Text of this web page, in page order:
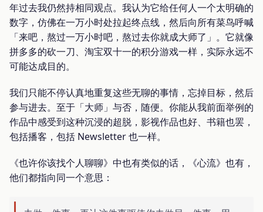
年过去我仍然持相同观点。我认为它给任何人一个太明确的
数字，仿佛在一万小时处拉起终点线，然后向所有菜鸟呼喊
「来吧，熬过一万小时吧，熬过去你就成大师了」。它就像
拼多多的砍一刀、淘宝双十一的积分游戏一样，实际永远不
可能达成目的。
我们只能不停认真地重复这些无聊的事情，忘掉目标，然后
参与进去。至于「大师」与否，随便。你能从我前面举例的
作品中感受到这种沉浸的超脱，影视作品也好、书籍也罢，
包括播客，包括 Newsletter 也一样。
《也许你该找个人聊聊》中也有类似的话，《心流》也有，
他们都指向同一个意思：